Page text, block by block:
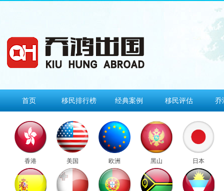
首页 移民排行榜 经典案例 移民评估 乔
香港 美国 欧洲 黑山 日本